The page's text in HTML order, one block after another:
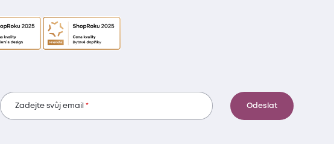
Zadejte svůj email Odeslat